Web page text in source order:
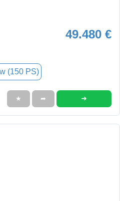
49.480 €
(150 PS)
★ ➦ ➜